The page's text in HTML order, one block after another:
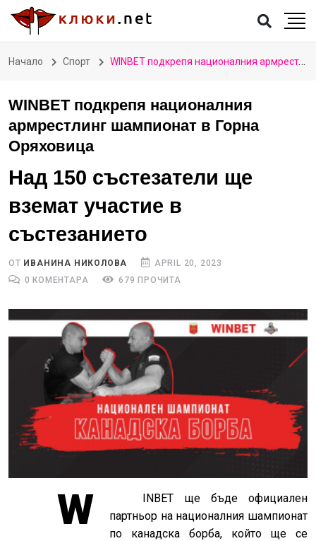
Начало Спорт WINBET подкрепя националния армрестлинг шампионат в Горна Оряховица
WINBET подкрепя националния
армрестлинг шампионат в Горна
Оряховица
Над 150 състезатели ще
вземат участие в
състезанието
ОТ ИВАНИНА НИКОЛОВА
APRIL 20, 2023
0 КОМЕНТАРА
679 ПРОЧИТА
W
INBET ще бъде официален
партньор на националния шампионат
по канадска борба, който ще се